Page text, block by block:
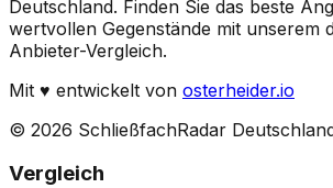
Deutschland. Finden Sie das beste
wertvollen Gegenstände mit unserem
Anbieter-Vergleich.
Mit ♥ entwickelt von osterheider.io
© 2026 SchließfachRadar
Vergleich